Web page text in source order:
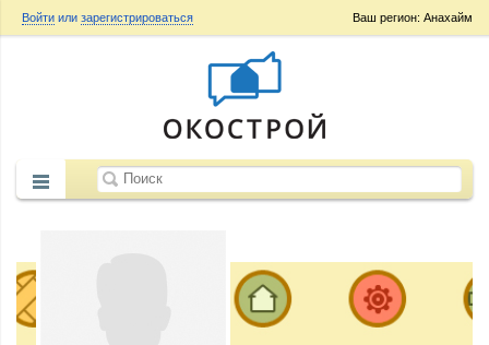
Ваш регион: Анахайм
Войти или зарегистрироваться